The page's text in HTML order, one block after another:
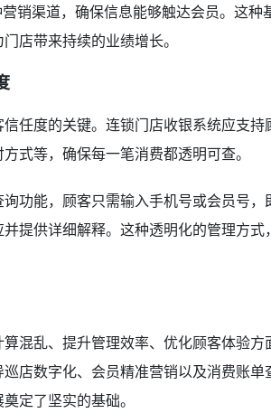
销渠道，确保信息能够触达会员。这
店带来持续的业绩增长。
任度的关键。连锁门店收银系统应支
式等，确保每一笔消费都透明可查。
功能，顾客只需输入手机号或会员号
提供详细解释。这种透明化的管理方
混乱、提升管理效率、优化顾客体验
店数字化、会员精准营销以及消费账
定了坚实的基础。